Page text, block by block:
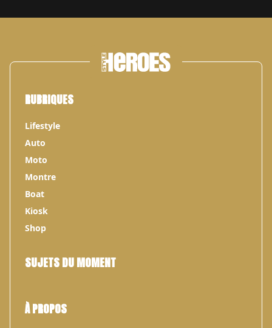
RUBRIQUES
Lifestyle
Auto
Moto
Montre
Boat
Kiosk
Shop
SUJETS DU MOMENT
À PROPOS